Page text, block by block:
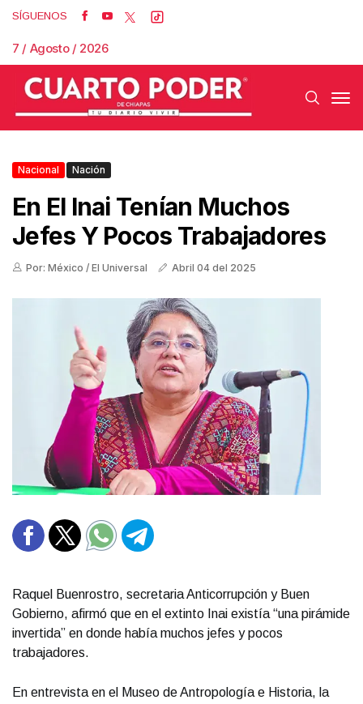
SÍGUENOS
7 / Agosto / 2026
Nacional Nación
En El Inai Tenían Muchos
Jefes Y Pocos Trabajadores
Por: México / El Universal Abril 04 del 2025
Raquel Buenrostro, secretaria Anticorrupción y Buen
Gobierno, afirmó que en el extinto Inai existía “una pirámide
invertida” en donde había muchos jefes y pocos
trabajadores.
En entrevista en el Museo de Antropología e Historia, la